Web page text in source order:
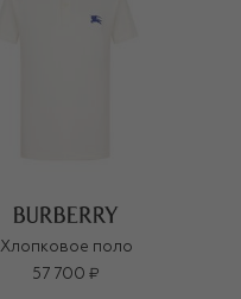
Хлопковое поло
57 700 ₽